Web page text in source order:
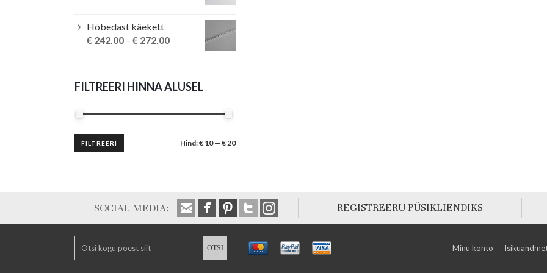
Hõbedast käekett
€ 242.00 – € 272.00
FILTREERI HINNA ALUSEL
Minimaalne
hind
Maksimaalne
hind
FILTREERI Hind:€ 10— € 20
SOCIAL MEDIA: REGISTREERU PÜSIKLIENDIKS
Minu konto